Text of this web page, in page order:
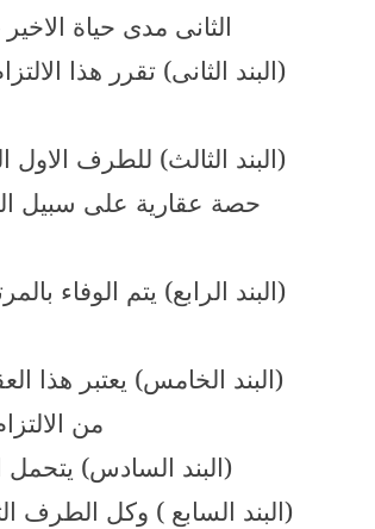
الثانى مدى حياة
(البند الثانى) تقرر هذا
(البند الثالث) للطرف
حصة عقارية على سبيل
(البند الرابع) يتم
(البند الخامس) يعتبر هذا
من
(البند السادس) يتحمل
(البند السابع ) وكل الطرف